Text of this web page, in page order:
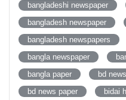
bangladeshi newspaper
bangladesh newspaper
bangladesh newspapers
bangla newspaper
bangla paper
bd news
bd news paper
bidai